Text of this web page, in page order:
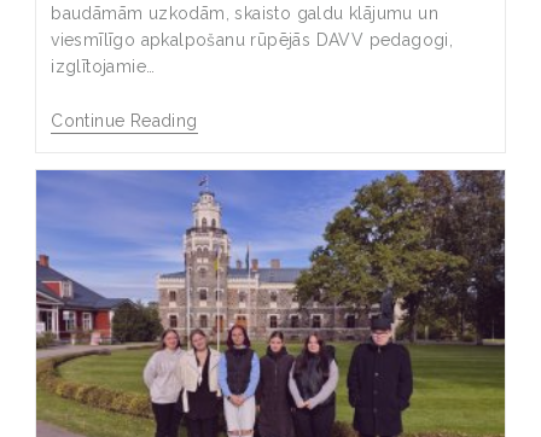
baudāmām uzkodām, skaisto galdu klājumu un
viesmīlīgo apkalpošanu rūpējās DAVV pedagogi,
izglītojamie…
Continue Reading